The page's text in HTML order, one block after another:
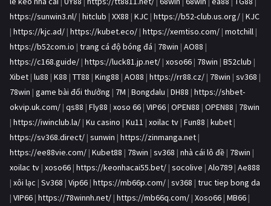
https://sunwin3.nl/ | hitclub | XX88 | KJC | https://b52-club.us.org/ | KJC
| https://kjc.ad/ | https://kubet.eco/ | https://xemtiso.com/ | motchill |
https://b52com.io | trang cá độ bóng đá | 78win | AO88 |
https://c168.guide/ | https://luck81.jp.net/ | xoso66 | 78win | B52club |
Xibet | lu88 | K88 | TT88 | King88 | AO88 | https://rr88.cz/ | 78win | sv368 |
78win | game bài đổi thưởng | 7M | Bongdalu | DH88 | https://shbet-
okvip.uk.com/ | qs88 | Fly88 | xoso 66 | VIP66 | OPEN88 | OPEN88 | 78win
| https://iwinclub.la/ | Ku casino | Ku11 | xoilac tv | Fun88 | kubet |
https://sv368.direct/ | sunwin | https://zinmanga.net |
https://ee88vie.com/ | Kubet88 | 78win | sv368 | nhà cái lô đề | 78win |
xoilac tv | xoso66 | https://keonhacai55.bet/ | socolive | Alo789 | Ae888
| xôi lạc | Sv368 | Vip66 | https://mb66p.com/ | sv368 | truc tiep bong da
| VIP66 | https://78winnh.net/ | https://mb66q.com/ | Xoso66 | MB66 |